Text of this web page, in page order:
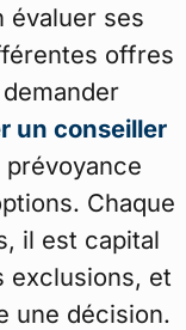
évaluer ses
offres
un conseiller
Chaque
il est capital
exclusions, et
une décision.